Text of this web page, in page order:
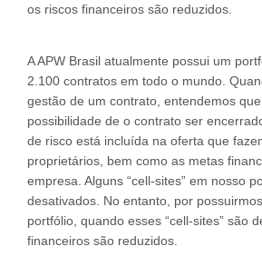
os riscos financeiros são reduzidos.
A APW Brasil atualmente possui um
2.100 contratos em todo o mundo.
gestão de um contrato, entendemos
possibilidade de o contrato ser
de risco está incluída na oferta que
proprietários, bem como as metas
empresa. Alguns “cell-sites” em nosso
desativados. No entanto, por
portfólio, quando esses “cell-sites” são
financeiros são reduzidos.